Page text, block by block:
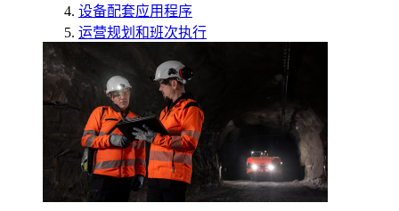
设备配套应用程序
运营规划和班次执行